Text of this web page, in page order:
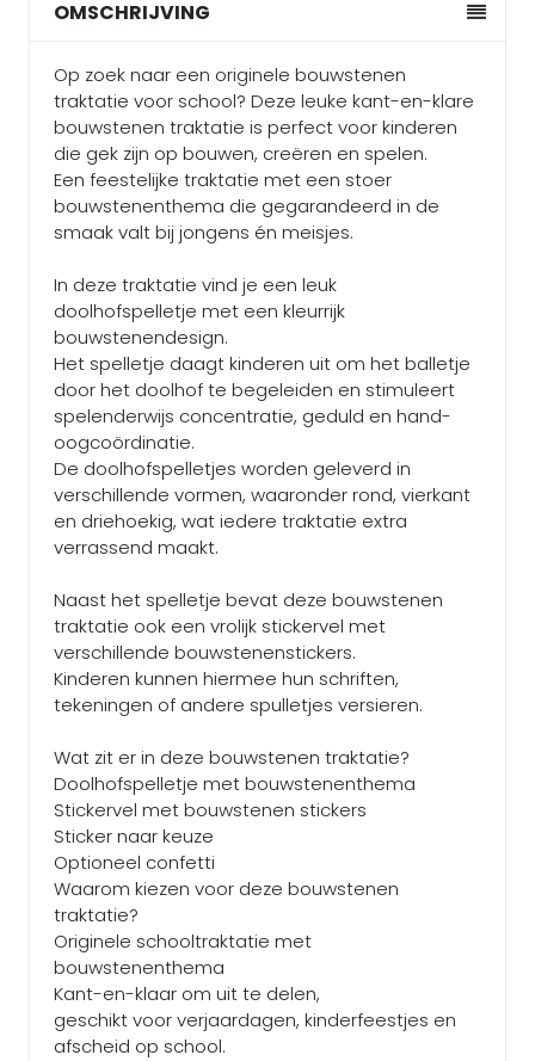
OMSCHRIJVING
Op zoek naar een originele bouwstenen
traktatie voor school? Deze leuke kant-en-klare
bouwstenen traktatie is perfect voor kinderen
die gek zijn op bouwen, creëren en spelen.
Een feestelijke traktatie met een stoer
bouwstenenthema die gegarandeerd in de
smaak valt bij jongens én meisjes.
In deze traktatie vind je een leuk
doolhofspelletje met een kleurrijk
bouwstenendesign.
Het spelletje daagt kinderen uit om het balletje
door het doolhof te begeleiden en stimuleert
spelenderwijs concentratie, geduld en hand-
oogcoördinatie.
De doolhofspelletjes worden geleverd in
verschillende vormen, waaronder rond, vierkant
en driehoekig, wat iedere traktatie extra
verrassend maakt.
Naast het spelletje bevat deze bouwstenen
traktatie ook een vrolijk stickervel met
verschillende bouwstenenstickers.
Kinderen kunnen hiermee hun schriften,
tekeningen of andere spulletjes versieren.
Wat zit er in deze bouwstenen traktatie?
Doolhofspelletje met bouwstenenthema
Stickervel met bouwstenen stickers
Sticker naar keuze
Optioneel confetti
Waarom kiezen voor deze bouwstenen
traktatie?
Originele schooltraktatie met
bouwstenenthema
Kant-en-klaar om uit te delen,
geschikt voor verjaardagen, kinderfeestjes en
afscheid op school.